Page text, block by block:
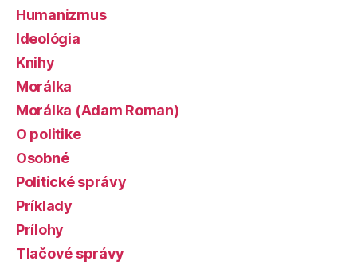
Humanizmus
Ideológia
Knihy
Morálka
Morálka (Adam Roman)
O politike
Osobné
Politické správy
Príklady
Prílohy
Tlačové správy